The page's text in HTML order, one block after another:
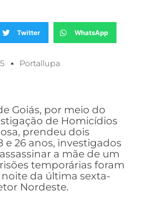
Twitter WhatsApp
Portallupa
Goiás, por meio do
de Homicídios
prendeu dois
e 26 anos, investigados
a mãe de um
temporárias foram
da última sexta-
Nordeste.